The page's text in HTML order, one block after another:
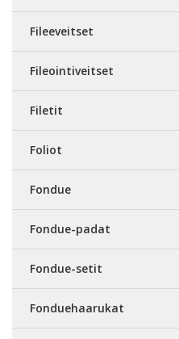
Fileeveitset
Fileointiveitset
Filetit
Foliot
Fondue
Fondue-padat
Fondue-setit
Fonduehaarukat